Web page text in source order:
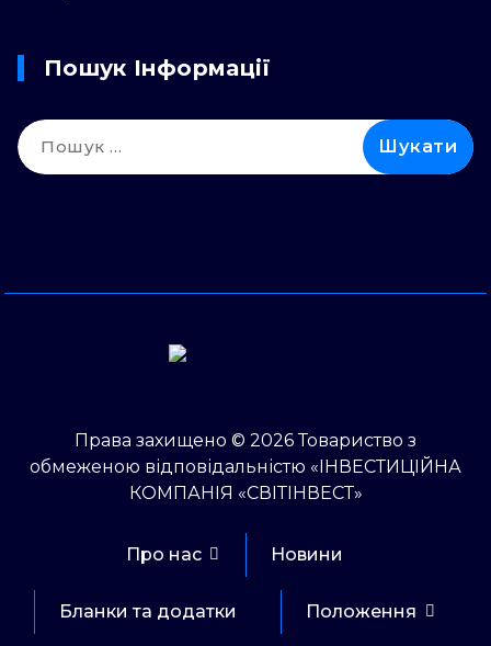
Пошук Інформації
Пошук:
Права захищено © 2026 Товариство з
обмеженою відповідальністю «ІНВЕСТИЦІЙНА
КОМПАНІЯ «СВІТІНВЕСТ»
Про нас Новини
Бланки та додатки Положення